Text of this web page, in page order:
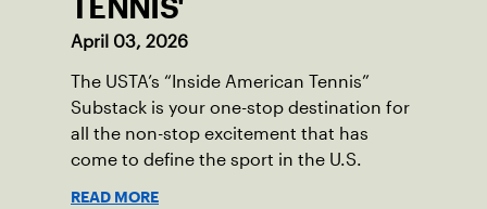
TENNIS'
April 03, 2026
The USTA’s “Inside American Tennis”
Substack is your one-stop destination for
all the non-stop excitement that has
come to define the sport in the U.S.
READ MORE